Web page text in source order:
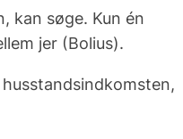
kan søge. Kun én
jer (Bolius).